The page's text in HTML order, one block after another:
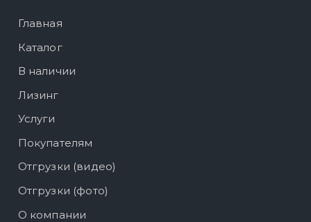
Главная
Каталог
В наличии
Лизинг
Услуги
Покупателям
Отгрузки (видео)
Отгрузки (фото)
О компании